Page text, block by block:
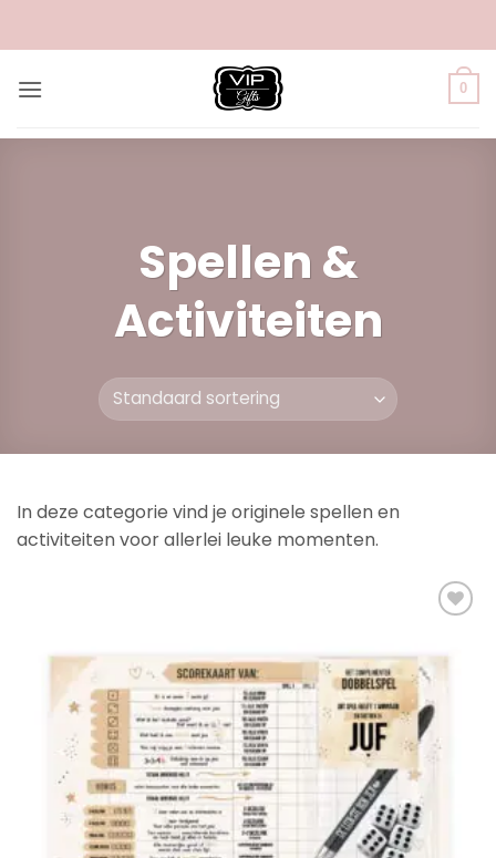
0
Spellen &
Activiteiten
In deze categorie vind je originele spellen en
activiteiten voor allerlei leuke momenten.